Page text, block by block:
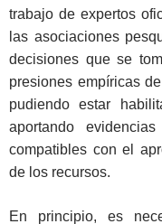
trabajo de expertos
las asociaciones
decisiones que se
presiones empíricas
pudiendo estar
aportando
compatibles con el
de los recursos.
En principio, es